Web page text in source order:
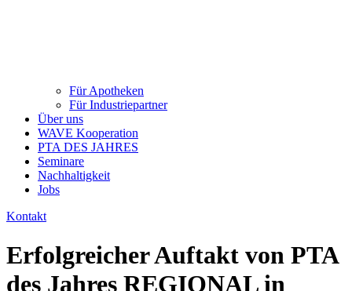
Für Apotheken
Für Industriepartner
Über uns
WAVE Kooperation
PTA DES JAHRES
Seminare
Nachhaltigkeit
Jobs
Kontakt
Erfolgreicher Auftakt von PTA
des Jahres REGIONAL in